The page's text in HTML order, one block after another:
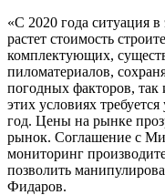
«С 2020 года ситуация
растет стоимость
комплектующих,
пиломатериалов,
погодных факторов,
этих условиях
год. Цены на рынке
рынок. Соглашение с
мониторинг
позволить
Фидаров.